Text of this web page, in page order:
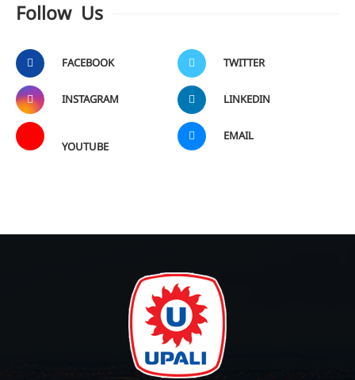
Follow Us
FACEBOOK TWITTER
INSTAGRAM LINKEDIN
YOUTUBE
EMAIL